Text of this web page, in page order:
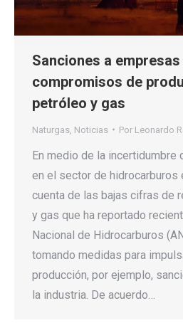
Sanciones a
compromisos de
petróleo y gas
Naturgas Noticias Por Leonardo
En medio de la incertidumbre
en el sector de hidrocarburos
cuenta de las bajas cifras de
y gas que ha reportado
Nacional de Hidrocarburos
tomando medidas para
producción, por ejemplo,
la industria. De acuerdo…